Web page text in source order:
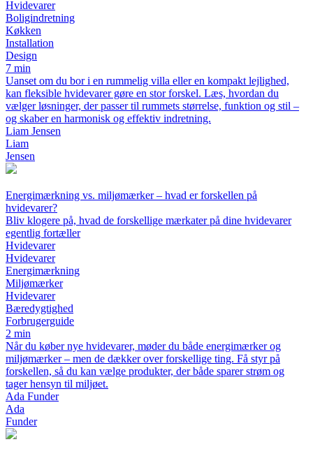
Hvidevarer
Boligindretning
Køkken
Installation
Design
7 min
Uanset om du bor i en rummelig villa eller en kompakt lejlighed,
kan fleksible hvidevarer gøre en stor forskel. Læs, hvordan du
vælger løsninger, der passer til rummets størrelse, funktion og stil –
og skaber en harmonisk og effektiv indretning.
Liam Jensen
Liam
Jensen
Energimærkning vs. miljømærker – hvad er forskellen på
hvidevarer?
Bliv klogere på, hvad de forskellige mærkater på dine hvidevarer
egentlig fortæller
Hvidevarer
Hvidevarer
Energimærkning
Miljømærker
Hvidevarer
Bæredygtighed
Forbrugerguide
2 min
Når du køber nye hvidevarer, møder du både energimærker og
miljømærker – men de dækker over forskellige ting. Få styr på
forskellen, så du kan vælge produkter, der både sparer strøm og
tager hensyn til miljøet.
Ada Funder
Ada
Funder